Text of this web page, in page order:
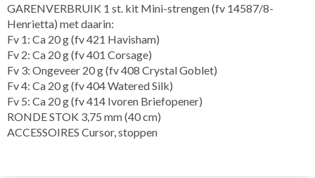
GARENVERBRUIK 1 st. kit Mini-strengen (fv 14587/8-
Henrietta) met daarin:
Fv 1: Ca 20 g (fv 421 Havisham)
Fv 2: Ca 20 g (fv 401 Corsage)
Fv 3: Ongeveer 20 g (fv 408 Crystal Goblet)
Fv 4: Ca 20 g (fv 404 Watered Silk)
Fv 5: Ca 20 g (fv 414 Ivoren Briefopener)
RONDE STOK 3,75 mm (40 cm)
ACCESSOIRES Cursor, stoppen